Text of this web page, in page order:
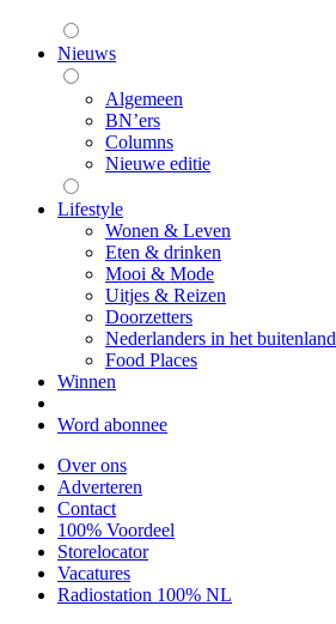
Nieuws
Algemeen
BN’ers
Columns
Nieuwe editie
Lifestyle
Wonen & Leven
Eten & drinken
Mooi & Mode
Uitjes & Reizen
Doorzetters
Nederlanders in het buitenland
Food Places
Winnen
Word abonnee
Over ons
Adverteren
Contact
100% Voordeel
Storelocator
Vacatures
Radiostation 100% NL